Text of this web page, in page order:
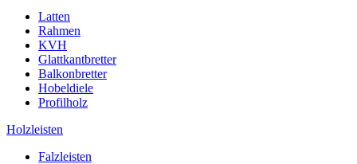
Latten
Rahmen
KVH
Glattkantbretter
Balkonbretter
Hobeldiele
Profilholz
Holzleisten
Falzleisten